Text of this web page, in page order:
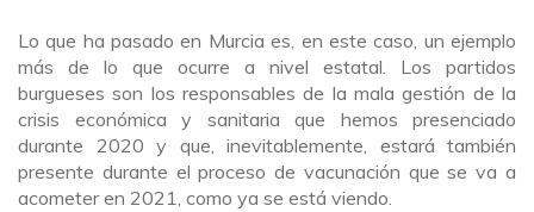
Lo que ha pasado en Murcia es, en este caso, un ejemplo
más de lo que ocurre a nivel estatal. Los partidos
burgueses son los responsables de la mala gestión de la
crisis económica y sanitaria que hemos presenciado
durante 2020 y que, inevitablemente, estará también
presente durante el proceso de vacunación que se va a
acometer en 2021, como ya se está viendo.